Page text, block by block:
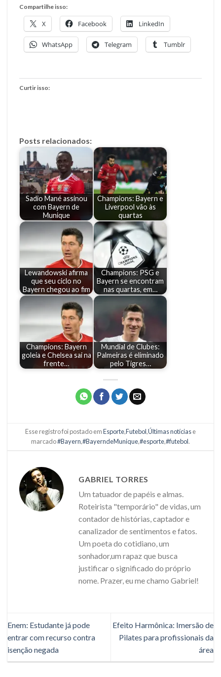
Compartilhe isso:
X Facebook LinkedIn
WhatsApp Telegram Tumblr
Curtir isso:
Posts relacionados:
Sadio Mané assinou
com Bayern de
Munique
Champions: Bayern e
Liverpool vão às
quartas
Lewandowski afirma
que seu ciclo no
Bayern chegou ao fim
Champions: PSG e
Bayern se encontram
nas quartas, em…
Champions: Bayern
goleia e Chelsea sai na
frente…
Mundial de Clubes:
Palmeiras é eliminado
pelo Tigres…
Esse registro foi postado emEsporte,Futebol,Últimas notíciase
marcado#Bayern,#BayerndeMunique,#esporte,#futebol.
GABRIEL TORRES
Um tatuador de papéis e almas.
Roteirista "temporário" de vidas, um
contador de histórias, captador e
canalizador de sentimentos e fatos.
Um poeta do cotidiano, um
sonhador,um rapaz que busca
justificar o significado do próprio
nome. Prazer, eu me chamo Gabriel!
Enem: Estudante já pode
entrar com recurso contra
isenção negada
Efeito Harmônica: Imersão de
Pilates para profissionais da
área